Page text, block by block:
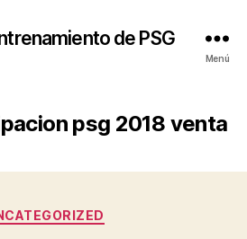
de PSG
Menú
psg 2018 venta
Categorías